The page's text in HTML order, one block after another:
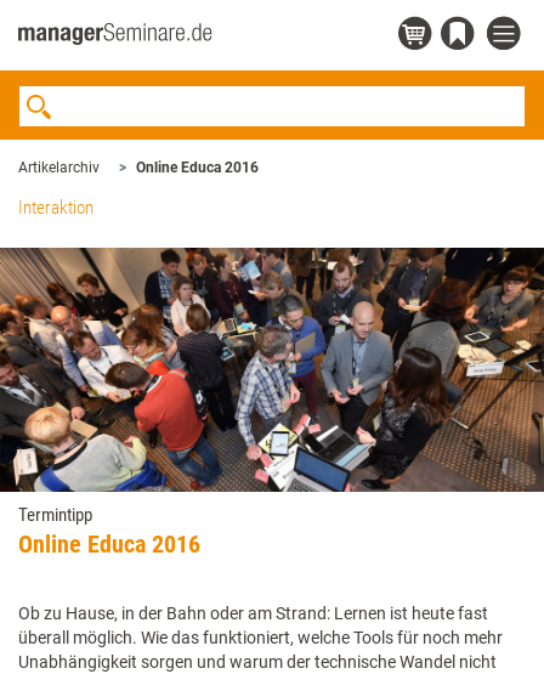
Artikelarchiv Online Educa 2016
Interaktion
Termintipp
Online Educa 2016
Ob zu Hause, in der Bahn oder am Strand: Lernen ist heute fast
überall möglich. Wie das funktioniert, welche Tools für noch mehr
Unabhängigkeit sorgen und warum der technische Wandel nicht